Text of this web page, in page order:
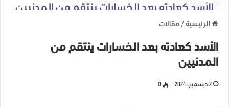
الرئيسية / مقالات
الأسد كعادته بعد الخسارات ينتقم من
المدنيين
2 ديسمبر، 2024 0